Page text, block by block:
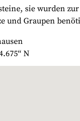
sie wurden zur
und Graupen
N